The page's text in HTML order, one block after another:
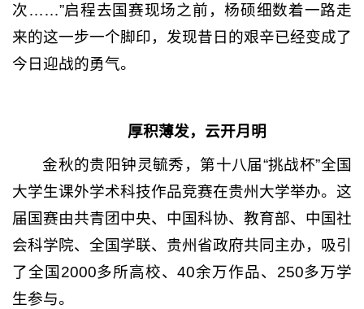
次……”启程去国赛现场之前，杨硕细数着一路走
来的这一步一个脚印，发现昔日的艰辛已经变成了
今日迎战的勇气。
厚积薄发，云开月明
金秋的贵阳钟灵毓秀，第十八届“挑战杯”全国
大学生课外学术科技作品竞赛在贵州大学举办。这
届国赛由共青团中央、中国科协、教育部、中国社
会科学院、全国学联、贵州省政府共同主办，吸引
了全国2000多所高校、40余万作品、250多万学
生参与。